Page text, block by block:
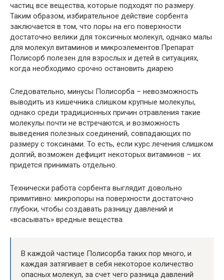
частиц все вещества, которые подходят по размеру.
Таким образом, избирательное действие сорбента
заключается в том, что поры на его поверхности
достаточно велики для токсичных молекул, однако малы
для молекул витаминов и микроэлементов.Препарат
Полисорб полезен для взрослых и детей в ситуациях,
когда необходимо срочно остановить диарею
Следовательно, минусы Полисорба – невозможность
выводить из кишечника слишком крупные молекулы,
однако среди традиционных причин отравления такие
молекулы почти не встречаются, и возможность
выведения полезных соединений, совпадающих по
размеру с токсинами. То есть, если курс лечения слишком
долгий, возможен дефицит некоторых витаминов – их
придется принимать отдельно.
Технически работа сорбента выглядит довольно
примитивно: микропоры на поверхности достаточно
глубоки, чтобы создавать разницу давлений и
«всасывать» вредные вещества.
В каждой частице Полисорба таких пор много, и
каждая затягивает в себя некоторое количество
опасных молекул, за счет чего разница давлений